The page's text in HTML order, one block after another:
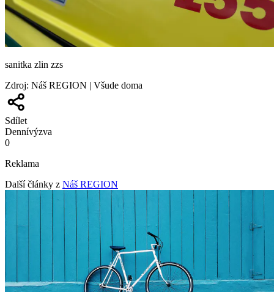
sanitka zlin zzs
Zdroj: Náš REGION | Všude doma
Sdílet
Dennívýzva
0
Reklama
Další články z Náš REGION